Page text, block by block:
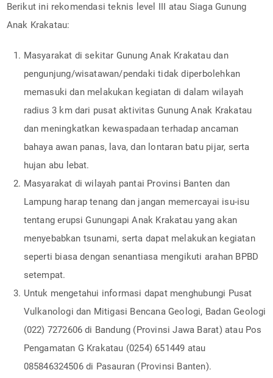
Berikut ini rekomendasi teknis level III atau Siaga Gunung
Anak Krakatau:
Masyarakat di sekitar Gunung Anak Krakatau dan
pengunjung/wisatawan/pendaki tidak diperbolehkan
memasuki dan melakukan kegiatan di dalam wilayah
radius 3 km dari pusat aktivitas Gunung Anak Krakatau
dan meningkatkan kewaspadaan terhadap ancaman
bahaya awan panas, lava, dan lontaran batu pijar, serta
hujan abu lebat.
Masyarakat di wilayah pantai Provinsi Banten dan
Lampung harap tenang dan jangan memercayai isu-isu
tentang erupsi Gunungapi Anak Krakatau yang akan
menyebabkan tsunami, serta dapat melakukan kegiatan
seperti biasa dengan senantiasa mengikuti arahan BPBD
setempat.
Untuk mengetahui informasi dapat menghubungi Pusat
Vulkanologi dan Mitigasi Bencana Geologi, Badan Geologi
(022) 7272606 di Bandung (Provinsi Jawa Barat) atau Pos
Pengamatan G Krakatau (0254) 651449 atau
085846324506 di Pasauran (Provinsi Banten).